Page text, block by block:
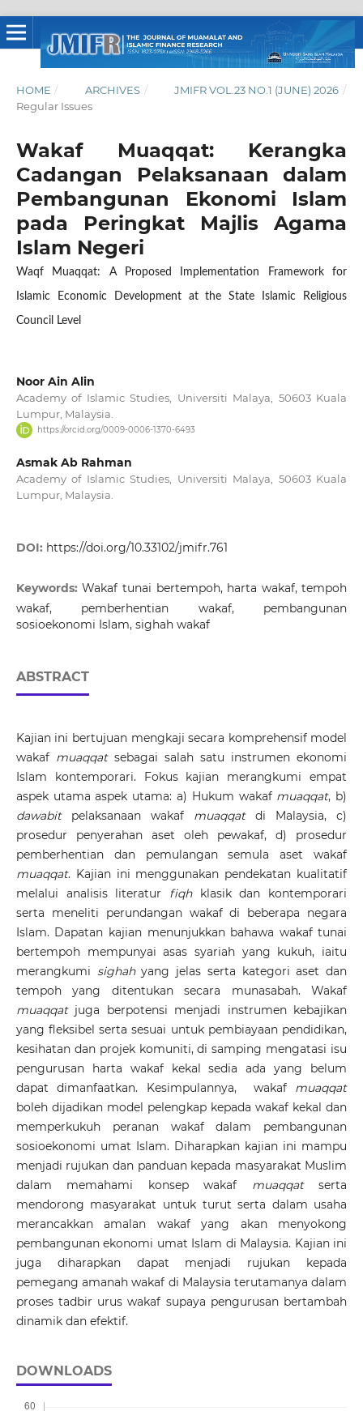
HOME / ARCHIVES / JMIFR VOL.23 NO.1 (JUNE) 2026 /
Regular Issues
Wakaf Muaqqat: Kerangka
Cadangan Pelaksanaan dalam
Pembangunan Ekonomi Islam
pada Peringkat Majlis Agama
Islam Negeri
Waqf Muaqqat: A Proposed Implementation Framework for
Islamic Economic Development at the State Islamic Religious
Council Level
Noor Ain Alin
Academy of Islamic Studies, Universiti Malaya, 50603 Kuala
Lumpur, Malaysia.
https://orcid.org/0009-0006-1370-6493
Asmak Ab Rahman
Academy of Islamic Studies, Universiti Malaya, 50603 Kuala
Lumpur, Malaysia.
DOI: https://doi.org/10.33102/jmifr.761
Keywords:Wakaf tunai bertempoh, harta wakaf, tempoh
wakaf, pemberhentian wakaf, pembangunan
sosioekonomi Islam, sighah wakaf
ABSTRACT
Kajian ini bertujuan mengkaji secara komprehensif model
wakaf muaqqatsebagai salah satu instrumen ekonomi
Islam kontemporari. Fokus kajian merangkumi empat
aspek utama aspek utama: a) Hukum wakaf muaqqat, b)
dawabitpelaksanaan wakaf muaqqatdi Malaysia, c)
prosedur penyerahan aset oleh pewakaf, d) prosedur
pemberhentian dan pemulangan semula aset wakaf
muaqqat. Kajian ini menggunakan pendekatan kualitatif
melalui analisis literatur fiqhklasik dan kontemporari
serta meneliti perundangan wakaf di beberapa negara
Islam. Dapatan kajian menunjukkan bahawa wakaf tunai
bertempoh mempunyai asas syariah yang kukuh, iaitu
merangkumi sighahyang jelas serta kategori aset dan
tempoh yang ditentukan secara munasabah. Wakaf
muaqqatjuga berpotensi menjadi instrumen kebajikan
yang fleksibel serta sesuai untuk pembiayaan pendidikan,
kesihatan dan projek komuniti, di samping mengatasi isu
pengurusan harta wakaf kekal sedia ada yang belum
dapat dimanfaatkan. Kesimpulannya, wakaf muaqqat
boleh dijadikan model pelengkap kepada wakaf kekal dan
memperkukuh peranan wakaf dalam pembangunan
sosioekonomi umat Islam. Diharapkan kajian ini mampu
menjadi rujukan dan panduan kepada masyarakat Muslim
dalam memahami konsep wakaf muaqqatserta
mendorong masyarakat untuk turut serta dalam usaha
merancakkan amalan wakaf yang akan menyokong
pembangunan ekonomi umat Islam di Malaysia. Kajian ini
juga diharapkan dapat menjadi rujukan kepada
pemegang amanah wakaf di Malaysia terutamanya dalam
proses tadbir urus wakaf supaya pengurusan bertambah
dinamik dan efektif.
DOWNLOADS